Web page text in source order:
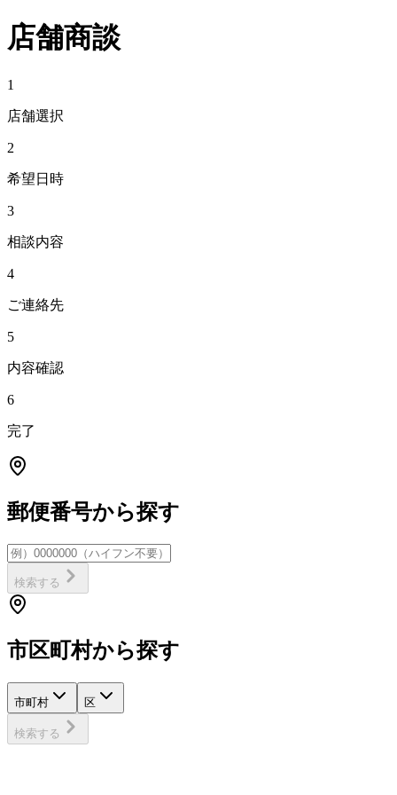
店舗商談
1
店舗選択
2
希望日時
3
相談内容
4
ご連絡先
5
内容確認
6
完了
郵便番号から探す
検索する
市区町村から探す
市町村 区
検索する